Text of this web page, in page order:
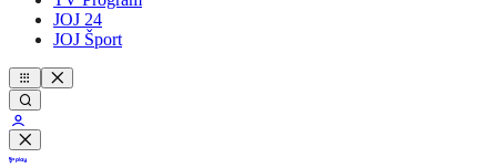
JOJ 24
JOJ Šport